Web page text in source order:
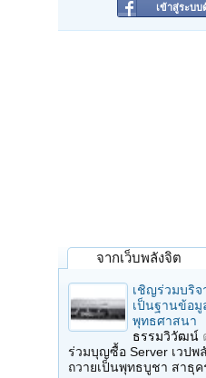
เข้าสู่ระบบ
จากเว็บพลังจิต
เชิญร่วมบริจ
เป็นฐานข้อมู
พุทธศาสนา
ธรรมวิวัฒน์
ร่วมบุญซื้อ Server เวปพ
ถวายเป็นพุทธบูชา สาธุค